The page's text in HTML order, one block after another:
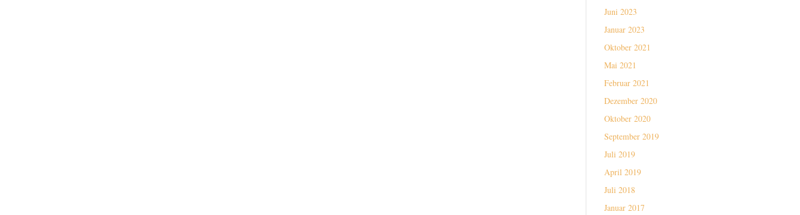
Juni 2023
Januar 2023
Oktober 2021
Mai 2021
Februar 2021
Dezember 2020
Oktober 2020
September 2019
Juli 2019
April 2019
Juli 2018
Januar 2017